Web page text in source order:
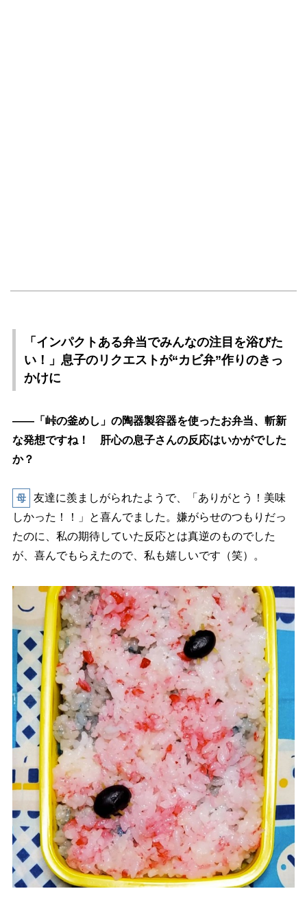
「インパクトある弁当でみんなの注目を浴びた
い！」息子のリクエストが“カビ弁”作りのきっ
かけに
――「峠の釜めし」の陶器製容器を使ったお弁当、斬新
な発想ですね！ 肝心の息子さんの反応はいかがでした
か？
母
友達に羨ましがられたようで、「ありがとう！美味
しかった！！」と喜んでました。嫌がらせのつもりだっ
たのに、私の期待していた反応とは真逆のものでした
が、喜んでもらえたので、私も嬉しいです（笑）。